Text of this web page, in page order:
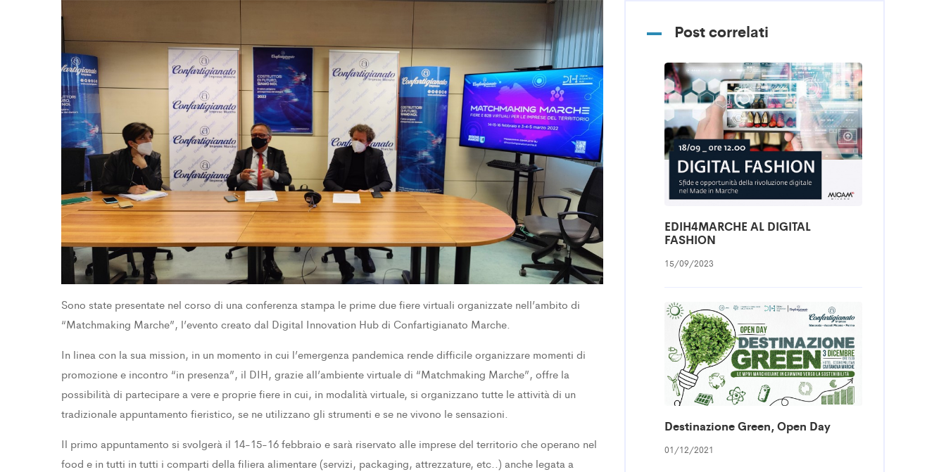
Sono state presentate nel corso di una conferenza stampa le prime due fiere virtuali organizzate nell’ambito di
“Matchmaking Marche”, l’evento creato dal Digital Innovation Hub di Confartigianato Marche.
In linea con la sua mission, in un momento in cui l’emergenza pandemica rende difficile organizzare momenti di
promozione e incontro “in presenza”, il DIH, grazie all’ambiente virtuale di “Matchmaking Marche”, offre la
possibilità di partecipare a vere e proprie fiere in cui, in modalità virtuale, si organizzano tutte le attività di un
tradizionale appuntamento fieristico, se ne utilizzano gli strumenti e se ne vivono le sensazioni.
Il primo appuntamento si svolgerà il 14-15-16 febbraio e sarà riservato alle imprese del territorio che operano nel
food e in tutti in tutti i comparti della filiera alimentare (servizi, packaging, attrezzature, etc..) anche legata a
Post correlati
EDIH4MARCHE AL DIGITAL
FASHION
15/09/2023
Destinazione Green, Open Day
01/12/2021